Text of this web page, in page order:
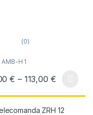
(0)
AMB-H 1
€ – 113,00 €Interval
produs are mai multe